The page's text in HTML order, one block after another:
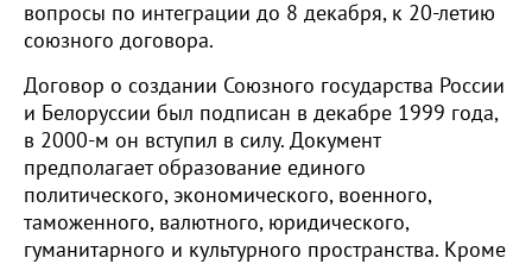
вопросы по интеграции до 8 декабря, к 20-летию
союзного договора.
Договор о создании Союзного государства России
и Белоруссии был подписан в декабре 1999 года,
в 2000-м он вступил в силу. Документ
предполагает образование единого
политического, экономического, военного,
таможенного, валютного, юридического,
гуманитарного и культурного пространства. Кроме